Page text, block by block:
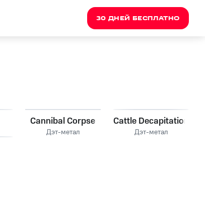
30 ДНЕЙ БЕСПЛАТНО
Cannibal Corpse
Дэт-метал
Cattle Decapitation
Дэт-метал